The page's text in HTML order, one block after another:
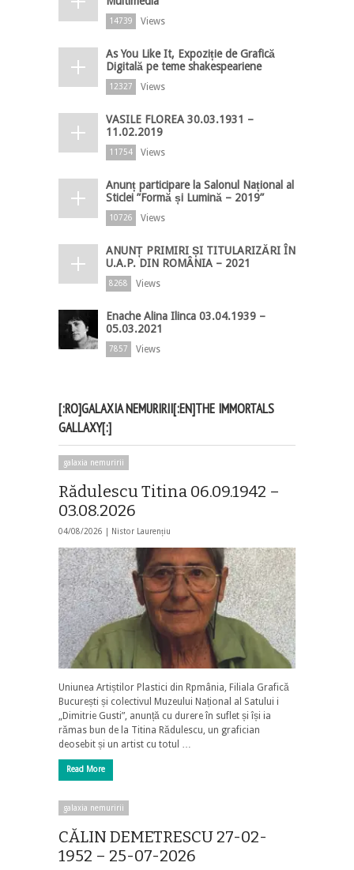
14739 Views
As You Like It, Expoziție de Grafică
Digitală pe teme shakespeariene
12327 Views
VASILE FLOREA 30.03.1931 –
11.02.2019
11754 Views
Anunț participare la Salonul Național al
Sticlei ”Formă și Lumină – 2019”
10726 Views
ANUNȚ PRIMIRI ȘI TITULARIZĂRI ÎN
U.A.P. DIN ROMÂNIA – 2021
8268 Views
Enache Alina Ilinca 03.04.1939 –
05.03.2021
7857 Views
[:RO]GALAXIA NEMURIRII[:EN]THE IMMORTALS
GALLAXY[:]
galaxia nemuririi
Rădulescu Titina 06.09.1942 –
03.08.2026
04/08/2026 | Nistor Laurențiu
Uniunea Artiștilor Plastici din Rpmânia, Filiala Grafică
București și colectivul Muzeului Național al Satului i
„Dimitrie Gusti”, anunță cu durere în suflet și își ia
rămas bun de la Titina Rădulescu, un grafician
deosebit și un artist cu totul …
Read More
galaxia nemuririi
CĂLIN DEMETRESCU 27-02-
1952 – 25-07-2026